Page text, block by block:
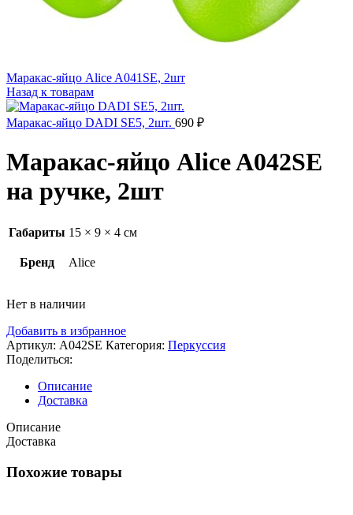
Маракас-яйцо Alice A041SE, 2шт
Назад к товарам
Маракас-яйцо DADI SE5, 2шт. 690 ₽
Маракас-яйцо Alice A042SE
на ручке, 2шт
Габариты 15 × 9 × 4 см
Бренд Alice
Нет в наличии
Добавить в избранное
Артикул: A042SE Категория: Перкуссия
Поделиться:
Описание
Доставка
Описание
Доставка
Похожие товары